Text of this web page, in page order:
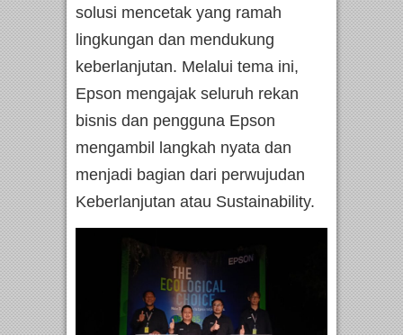
solusi mencetak yang ramah
lingkungan dan mendukung
keberlanjutan. Melalui tema ini,
Epson mengajak seluruh rekan
bisnis dan pengguna Epson
mengambil langkah nyata dan
menjadi bagian dari perwujudan
Keberlanjutan atau Sustainability.